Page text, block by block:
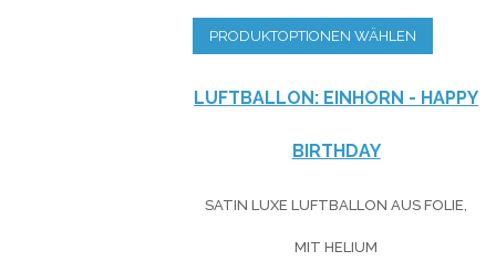
PRODUKTOPTIONEN WÄHLEN
LUFTBALLON: EINHORN - HAPPY
BIRTHDAY
SATIN LUXE LUFTBALLON AUS FOLIE,
MIT HELIUM